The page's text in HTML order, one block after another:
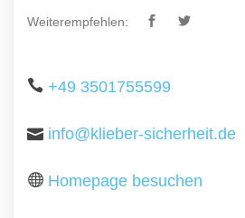
Weiterempfehlen:
+49 3501755599
info@klieber-sicherheit.de
Homepage besuchen